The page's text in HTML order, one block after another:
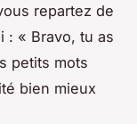
repartez de
: « Bravo, tu as
petits mots
bien mieux